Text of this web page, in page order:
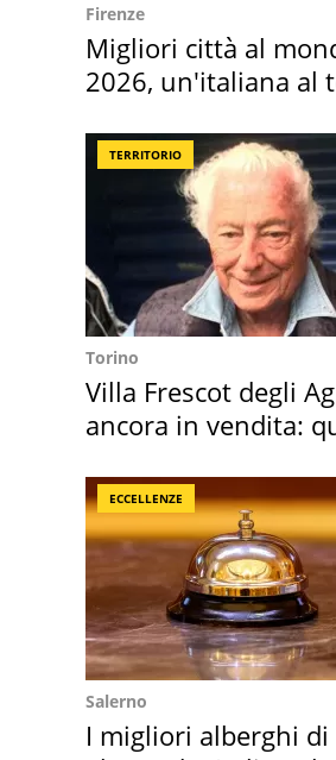
Firenze
Migliori città al
2026, un'italiana al
TERRITORIO
Torino
Villa Frescot degli
ancora in vendita:
ECCELLENZE
Salerno
I migliori alberghi di